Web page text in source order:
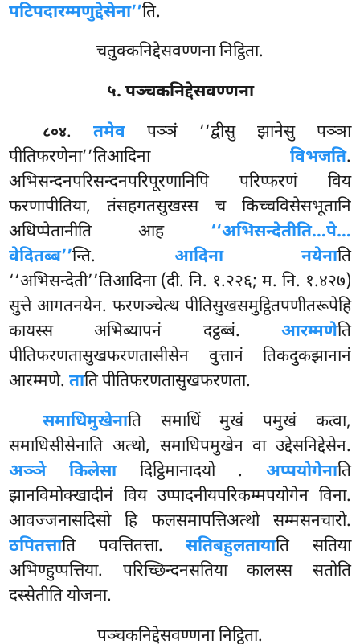
पटिपदारम्मणुद्देसेना’’ति.
चतुक्कनिद्देसवण्णना निट्ठिता.
५. पञ्चकनिद्देसवण्णना
८०४. तमेवपञ्ञं ‘‘द्वीसु झानेसु पञ्ञा
पीतिफरणेना’’तिआदिना विभजति.
अभिसन्दनपरिसन्दनपरिपूरणानिपि परिप्फरणं विय
फरणापीतिया, तंसहगतसुखस्स च किच्चविसेसभूतानि
अधिप्पेतानीति आह ‘‘अभिसन्देतीति…पे…
वेदितब्ब’’न्ति. आदिना नयेनाति
‘‘अभिसन्देती’’तिआदिना (दी. नि. १.२२६; म. नि. १.४२७)
सुत्ते आगतनयेन. फरणञ्चेत्थ पीतिसुखसमुट्ठितपणीतरूपेहि
कायस्स अभिब्यापनं दट्ठब्बं. आरम्मणेति
पीतिफरणतासुखफरणतासीसेन वुत्तानं तिकदुकझानानं
आरम्मणे.ताति पीतिफरणतासुखफरणता.
समाधिमुखेनाति समाधिं मुखं पमुखं कत्वा,
समाधिसीसेनाति अत्थो, समाधिपमुखेन वा उद्देसनिद्देसेन.
अञ्ञे किलेसादिट्ठिमानादयो . अप्पयोगेनाति
झानविमोक्खादीनं विय उप्पादनीयपरिकम्मपयोगेन विना.
आवज्जनासदिसो हि फलसमापत्तिअत्थो सम्मसनचारो.
ठपितत्ताति पवत्तितत्ता.सतिबहुलतायाति सतिया
अभिण्हुप्पत्तिया. परिच्छिन्दनसतिया कालस्स सतोति
दस्सेतीति योजना.
पञ्चकनिद्देसवण्णना निट्ठिता.